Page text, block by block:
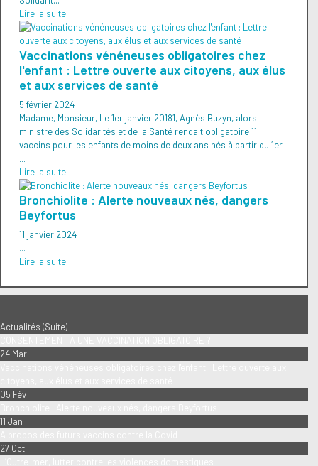
Lire la suite
Vaccinations vénéneuses obligatoires chez
l'enfant : Lettre ouverte aux citoyens, aux élus
et aux services de santé
5 février 2024
Madame, Monsieur, Le 1er janvier 20181, Agnès Buzyn, alors
ministre des Solidarités et de la Santé rendait obligatoire 11
vaccins pour les enfants de moins de deux ans nés à partir du 1er
...
Lire la suite
Bronchiolite : Alerte nouveaux nés, dangers
Beyfortus
11 janvier 2024
...
Lire la suite
Actualités (Suite)
24 Mar
05 Fév
11 Jan
27 Oct